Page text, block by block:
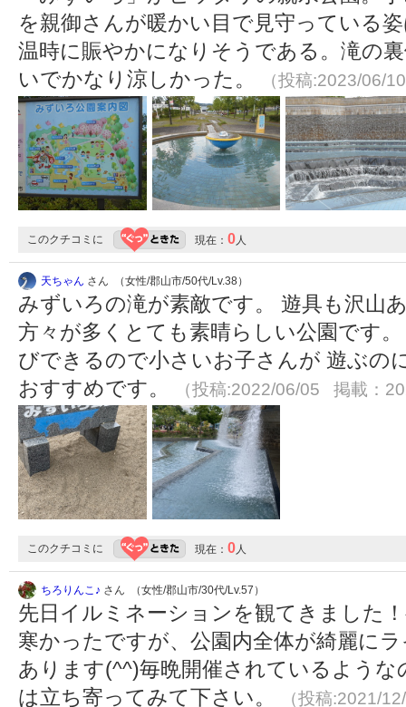
を親御さんが暖かい目で見守っている
温時に賑やかになりそうである。滝の
いでかなり涼しかった。
（投稿:2023/06/
このクチコミに 現在： 0人
天ちゃん さん （女性/郡山市/50代/Lv.38）
みずいろの滝が素敵です。 遊具も沢山
方々が多くとても素晴らしい公園です
びできるので小さいお子さんが 遊ぶの
おすすめです。
（投稿:2022/06/05 掲載：
このクチコミに 現在： 0人
ちろりんこ♪ さん （女性/郡山市/30代/Lv.57）
先日イルミネーションを観てきました
寒かったですが、公園内全体が綺麗に
あります(^^)毎晩開催されているよう
は立ち寄ってみて下さい。
（投稿:2021/